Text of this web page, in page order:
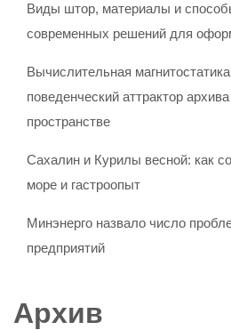
Виды штор, материалы и
современных решений для
Вычислительная
поведенческий аттрактор
пространстве
Сахалин и Курилы весной: как
море и гастроопыт
Минэнерго назвало число
предприятий
Архив